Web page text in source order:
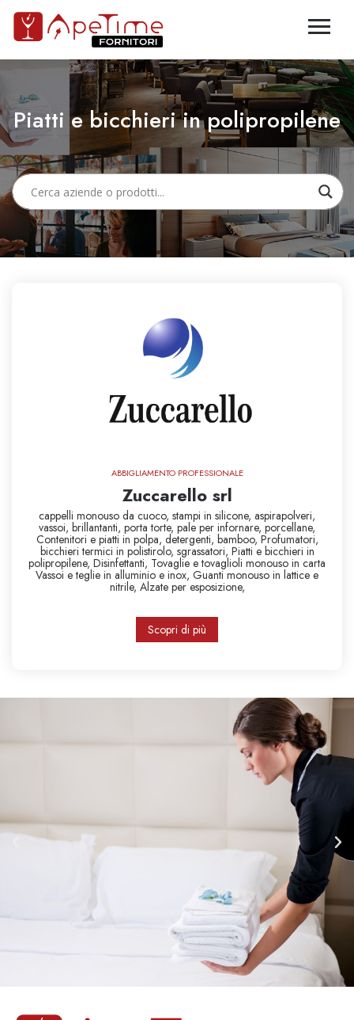
Piatti e bicchieri in polipropilene
ABBIGLIAMENTO PROFESSIONALE
Zuccarello srl
cappelli monouso da cuoco, stampi in silicone, aspirapolveri,
vassoi, brillantanti, porta torte, pale per infornare, porcellane,
Contenitori e piatti in polpa, detergenti, bamboo, Profumatori,
bicchieri termici in polistirolo, sgrassatori, Piatti e bicchieri in
polipropilene, Disinfettanti, Tovaglie e tovaglioli monouso in carta
Vassoi e teglie in alluminio e inox, Guanti monouso in lattice e
nitrile, Alzate per esposizione,
Scopri di più